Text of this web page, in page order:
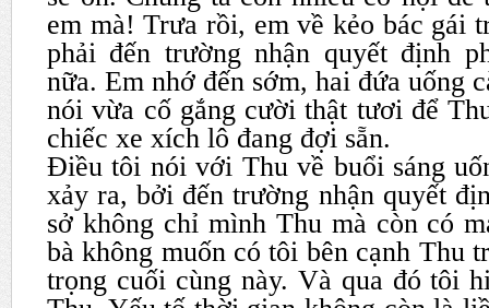
em mà! Trưa rồi, em về kẻo bác gái
phải đến trường nhận quyết định
nữa. Em nhớ đến sớm, hai đứa uống
nói vừa cố gắng cười thật tươi để
chiếc xe xích lô đang đợi sẵn.
Điều tôi nói với Thu về buổi sáng
xảy ra, bởi đến trường nhận quyết
sở không chỉ mình Thu mà còn có
bà không muốn có tôi bên cạnh Thu
trọng cuối cùng này. Và qua đó tôi